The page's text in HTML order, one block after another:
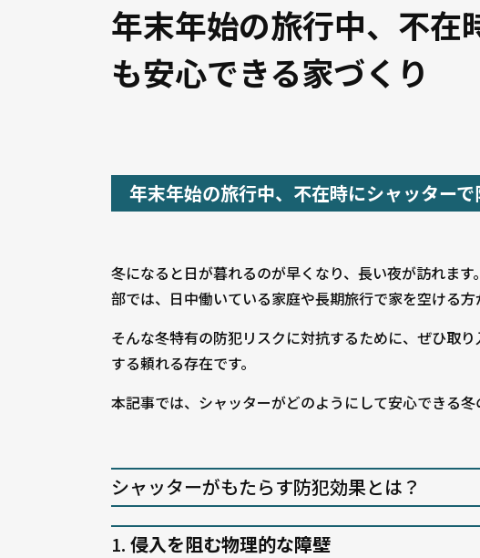
年末年始の旅行中、不在
も安心できる家づくり
年末年始の旅行中、不在時にシャッター
冬になると日が暮れるのが早くなり、長い夜が訪れま
部では、日中働いている家庭や長期旅行で家を空ける
そんな冬特有の防犯リスクに対抗するために、ぜひ取
する頼れる存在です。
本記事では、シャッターがどのようにして安心できる
シャッターがもたらす防犯効果とは？
1. 侵入を阻む物理的な障壁